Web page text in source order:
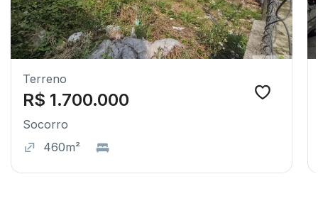
Terreno
R$ 1.700.000
Socorro
460m²